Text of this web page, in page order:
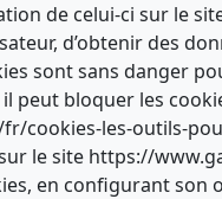
de celui-ci sur le
d’obtenir des
sont sans danger
peut bloquer les
cookies-les-outils-
le site https://
en configurant son